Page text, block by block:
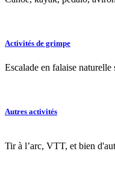
Activités de grimpe
Escalade en falaise
Autres activités
Tir à l’arc, VTT, et bien